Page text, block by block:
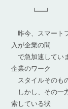
┗━┛
昨今、スマート
入が企業の間
で急加速してい
企業のワーク
スタイルそのも
しかし、その一
索している状